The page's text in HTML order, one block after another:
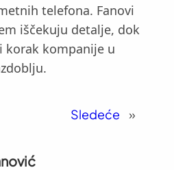
telefona. Fanovi
iščekuju detalje, dok
korak kompanije u
Sledeće »